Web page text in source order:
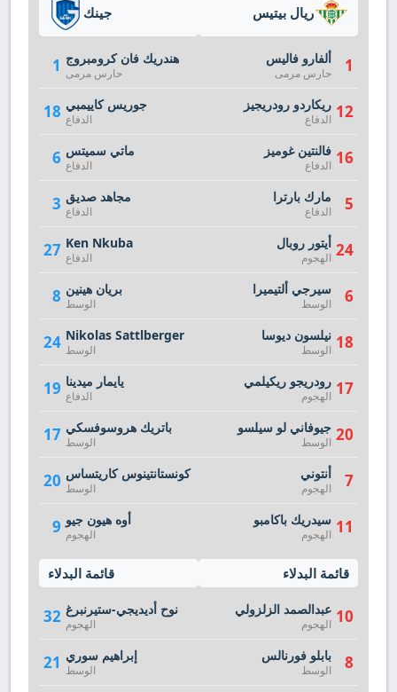
جينك
1 هندريك فان كرومبروج
حارس مرمى
18 جوريس كاييمبي
الدفاع
6 ماتي سميتس
الدفاع
3 مجاهد صديق
الدفاع
27 Ken Nkuba
الدفاع
8 بريان هينين
الوسط
24 Nikolas Sattlberger
الوسط
19 يايمار ميدينا
الدفاع
17 باتريك هروسوفسكي
الوسط
20 كونستانتينوس كاريتساس
الوسط
9 أوه هيون جيو
الهجوم
قائمة البدلاء
32 نوح أديديجي-ستيرنبرغ
الهجوم
21 إبراهيم سوري
الوسط
ريال بيتيس
1 ألفارو فاليس
حارس مرمى
12 ريكاردو رودريجيز
الدفاع
16 فالنتين غوميز
الدفاع
5 مارك بارترا
الدفاع
24 أيتور روبال
الهجوم
6 سيرجي ألتيميرا
الوسط
18 نيلسون ديوسا
الوسط
17 رودريجو ريكيلمي
الهجوم
20 جيوفاني لو سيلسو
الوسط
7 أنتوني
الهجوم
11 سيدريك باكامبو
الهجوم
قائمة البدلاء
10 عبدالصمد الزلزولي
الهجوم
8 بابلو فورنالس
الوسط